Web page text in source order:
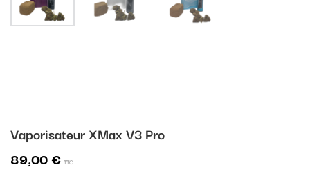
Vaporisateur XMax V3 Pro
89,00 € TTC